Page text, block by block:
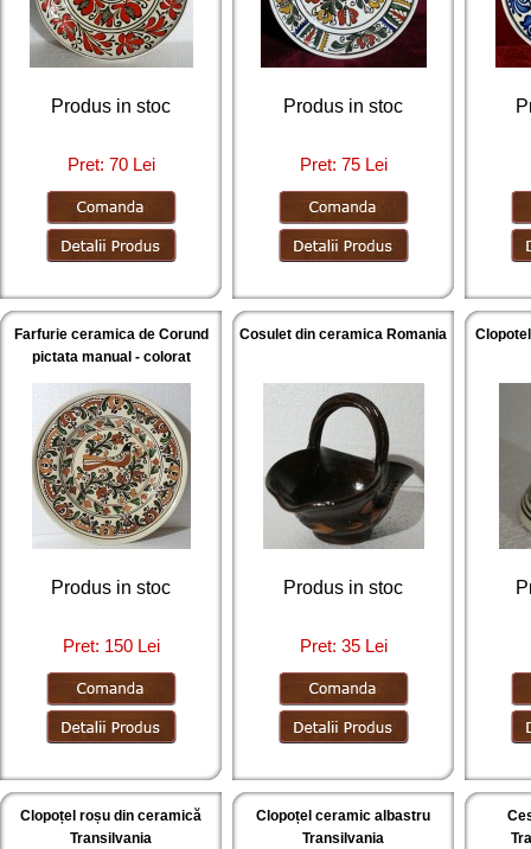
Produs in stoc
Pret: 70 Lei
Produs in stoc
Pret: 75 Lei
Farfurie ceramica de Corund
pictata manual - colorat
Produs in stoc
Pret: 150 Lei
Cosulet din ceramica Romania
Produs in stoc
Pret: 35 Lei
Clopoțel roșu din ceramică
Transilvania
Clopoțel ceramic albastru
Transilvania